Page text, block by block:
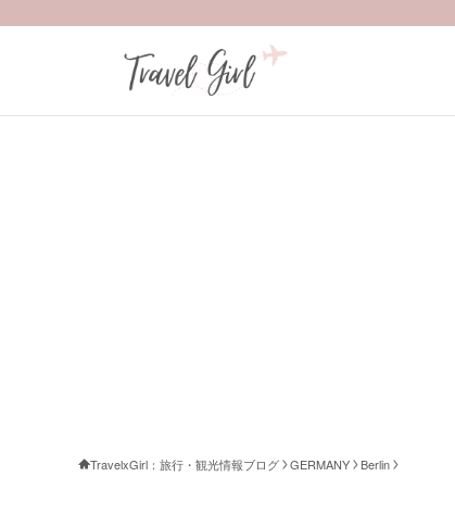
TravelxGirl：旅行・観光情報ブログ GERMANY Berlin